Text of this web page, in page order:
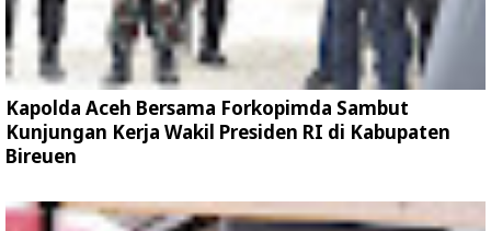
Kapolda Aceh Bersama Forkopimda Sambut
Kunjungan Kerja Wakil Presiden RI di Kabupaten
Bireuen